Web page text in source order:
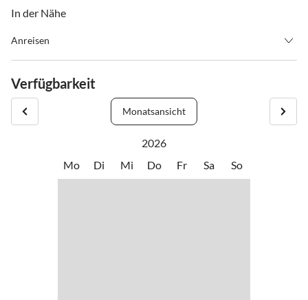
In der Nähe
Anreisen
Verfügbarkeit
Monatsansicht
2026
Mo
Di Mi Do Fr Sa So